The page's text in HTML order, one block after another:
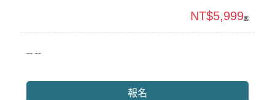
-- --
NT$5,999起
報名